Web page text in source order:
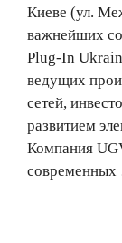
Киеве (ул.
важнейших
Plug-In
ведущих
сетей,
развитием
Компания